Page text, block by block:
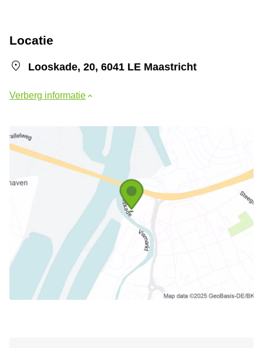
Locatie
Looskade, 20, 6041 LE Maastricht
Verberg informatie